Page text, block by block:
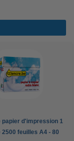
papier d'impression 1
2500 feuilles A4 - 80